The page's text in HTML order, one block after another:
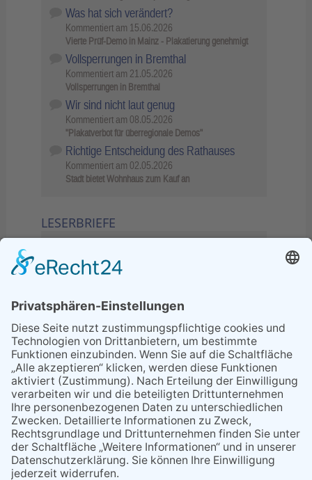
Was hat sich verändert?
Kommentiert am 15.06.2026
Vierte Prüf-Demo in Mainz - Plakatierung genehmigt
Vollsperrungen in Bremthal
Kommentiert am 21.05.2026
Vollsperrungen in Bremthal
Wir sind nicht laut genug
Kommentiert am 08.05.2026
"Plakatverbot für überregionale Demos"
Richtige Entscheidung des Rathauses
Kommentiert am 02.05.2026
Stadt bietet Wohnhaus zum Kauf an
LESERBRIEFE
Sperrung B455: Kleiner
Grenzverkehr statt weite Wege
21.04.2026
Wenn Bahn-Computer nicht
miteinander kommunizieren
11.03.2026
"Plakatverbot für überregionale
Demos"
04.02.2026
Gelbe Tonne – Ein kleiner Blick
über den Tellerand
04.02.2026
Plastikersparnis durch Nutzung